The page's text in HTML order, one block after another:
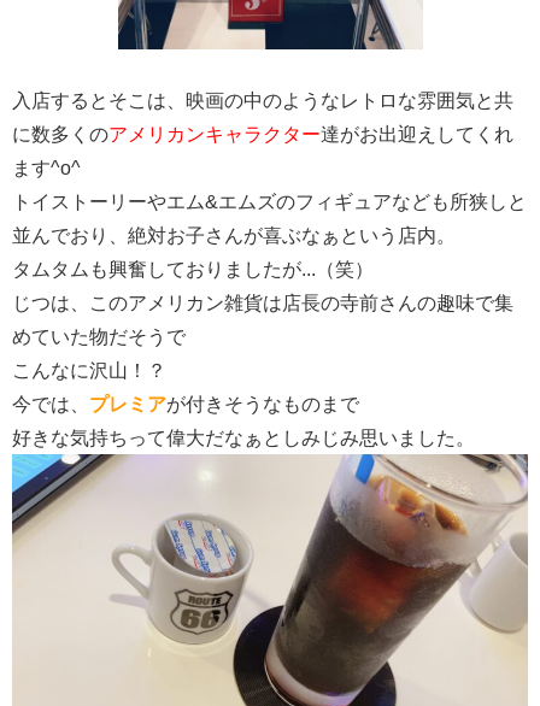
入店するとそこは、映画の中のようなレトロな雰囲気と共
に数多くのアメリカンキャラクター達がお出迎えしてくれ
ます^o^
トイストーリーやエム&エムズのフィギュアなども所狭しと
並んでおり、 絶対お子さんが喜ぶなぁという店内。
タムタムも興奮しておりましたが...（笑）
じつは、このアメリカン雑貨は店長の寺前さんの趣味で集
めていた物だそうで
こんなに沢山！？
今では、 プレミアが付きそうなものまで
好きな気持ちって偉大だなぁとしみじみ思いました。